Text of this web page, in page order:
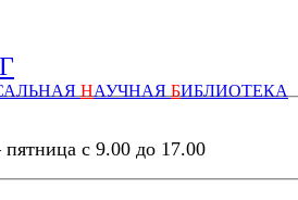
НАУЧНАЯ БИБЛИОТЕКА
с 9.00 до 17.00